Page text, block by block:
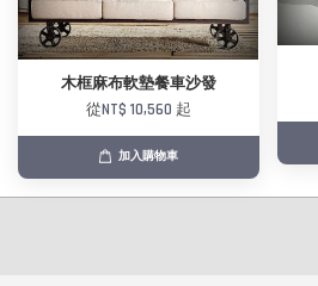
木框麻布軟墊餐車沙發
從NT$ 10,560 起
加入購物車